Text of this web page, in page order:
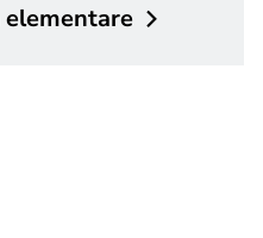
elementare